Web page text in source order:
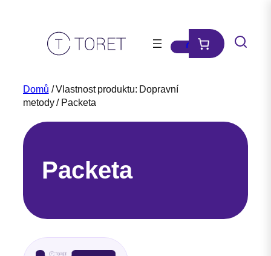
Domů / Vlastnost produktu: Dopravní
metody / Packeta
Packeta